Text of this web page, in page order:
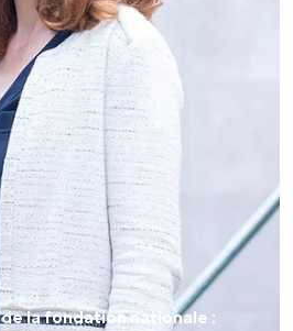
la fondation nationale :